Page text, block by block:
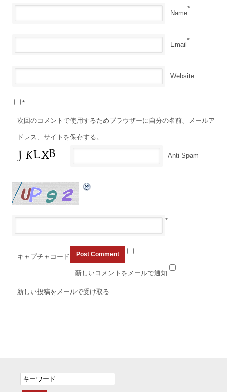
Name
*
Email
*
Website
次回のコメントで使用するためブラウザーに自分の名前、メールア
ドレス、サイトを保存する。
Anti-Spam
*
キャプチャコード
*
新しいコメントをメールで通知
新しい投稿をメールで受け取る